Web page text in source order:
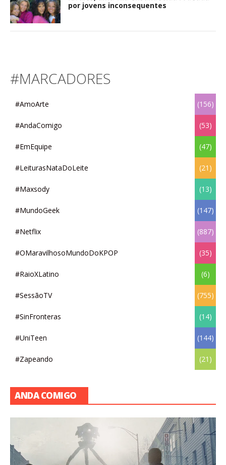
por jovens inconsequentes
#MARCADORES
#AmoArte (156)
#AndaComigo (53)
#EmEquipe (47)
#LeiturasNataDoLeite (21)
#Maxsody (13)
#MundoGeek (147)
#Netflix (887)
#OMaravilhosoMundoDoKPOP (35)
#RaioXLatino (6)
#SessãoTV (755)
#SinFronteras (14)
#UniTeen (144)
#Zapeando (21)
ANDA COMIGO